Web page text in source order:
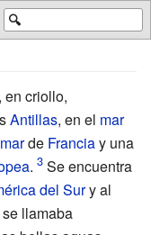
🔍
, en criollo,
Antillas, en el mar
de Franciay una
.
Se encuentra
del Sury al
llamaba